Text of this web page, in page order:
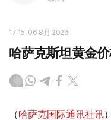
17:15, 06 8月 2026
哈萨克斯坦黄金
（哈萨克国际通讯社讯